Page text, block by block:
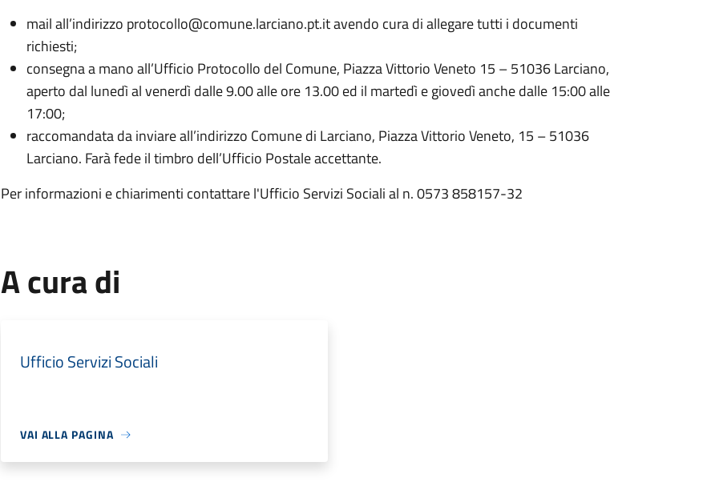
mail all’indirizzo protocollo@comune.larciano.pt.it avendo cura di allegare tutti i documenti
richiesti;
consegna a mano all’Ufficio Protocollo del Comune, Piazza Vittorio Veneto 15 – 51036 Larciano,
aperto dal lunedì al venerdì dalle 9.00 alle ore 13.00 ed il martedì e giovedì anche dalle 15:00 alle
17:00;
raccomandata da inviare all’indirizzo Comune di Larciano, Piazza Vittorio Veneto, 15 – 51036
Larciano. Farà fede il timbro dell’Ufficio Postale accettante.
Per informazioni e chiarimenti contattare l'Ufficio Servizi Sociali al n. 0573 858157-32
A cura di
Ufficio Servizi Sociali
VAI ALLA PAGINA